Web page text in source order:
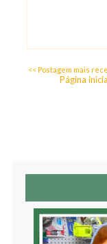
<< Postagem mais
Página